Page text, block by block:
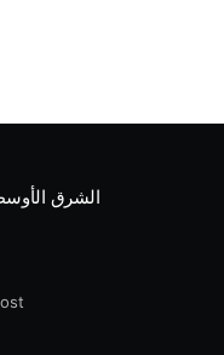
متخصص از
الشرق